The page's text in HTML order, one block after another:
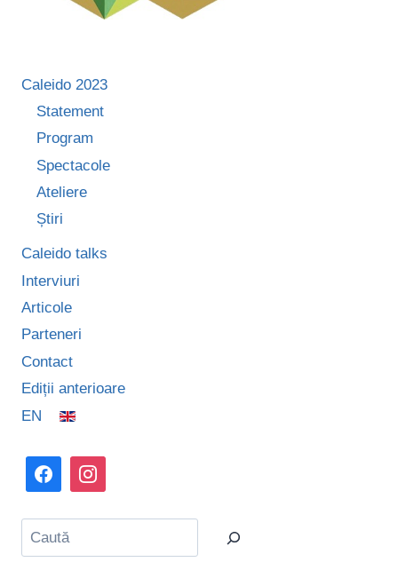
Caleido 2023
Statement
Program
Spectacole
Ateliere
Știri
Caleido talks
Interviuri
Articole
Parteneri
Contact
Ediții anterioare
EN
Caută